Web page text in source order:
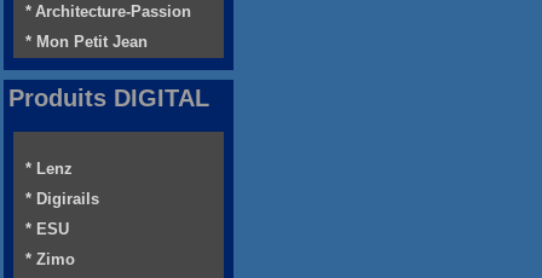
* Architecture-Passion
* Mon Petit Jean
Produits DIGITAL
* Lenz
* Digirails
* ESU
* Zimo